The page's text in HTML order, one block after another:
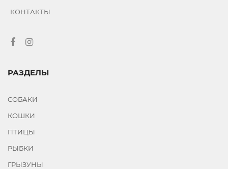
КОНТАКТЫ
РАЗДЕЛЫ
СОБАКИ
КОШКИ
ПТИЦЫ
РЫБКИ
ГРЫЗУНЫ